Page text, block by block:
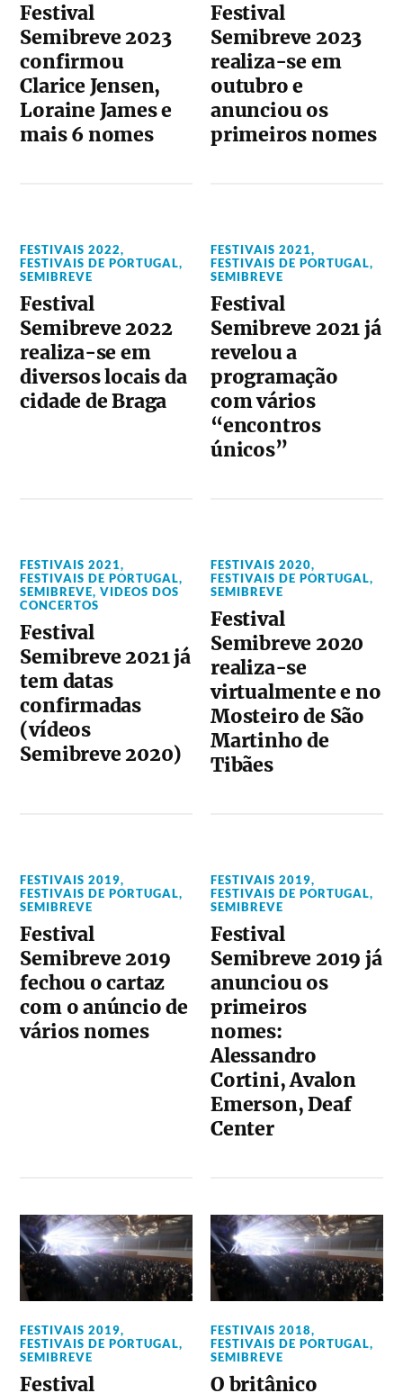
Festival
Semibreve 2023
confirmou
Clarice Jensen,
Loraine James e
mais 6 nomes
Festival
Semibreve 2023
realiza-se em
outubro e
anunciou os
primeiros nomes
FESTIVAIS 2022,
FESTIVAIS DE PORTUGAL,
SEMIBREVE
Festival
Semibreve 2022
realiza-se em
diversos locais da
cidade de Braga
FESTIVAIS 2021,
FESTIVAIS DE PORTUGAL,
SEMIBREVE
Festival
Semibreve 2021 já
revelou a
programação
com vários
“encontros
únicos”
FESTIVAIS 2021,
FESTIVAIS DE PORTUGAL,
SEMIBREVE,VIDEOS DOS
CONCERTOS
Festival
Semibreve 2021 já
tem datas
confirmadas
(vídeos
Semibreve 2020)
FESTIVAIS 2020,
FESTIVAIS DE PORTUGAL,
SEMIBREVE
Festival
Semibreve 2020
realiza-se
virtualmente e no
Mosteiro de São
Martinho de
Tibães
FESTIVAIS 2019,
FESTIVAIS DE PORTUGAL,
SEMIBREVE
Festival
Semibreve 2019
fechou o cartaz
com o anúncio de
vários nomes
FESTIVAIS 2019,
FESTIVAIS DE PORTUGAL,
SEMIBREVE
Festival
Semibreve 2019 já
anunciou os
primeiros
nomes:
Alessandro
Cortini, Avalon
Emerson, Deaf
Center
FESTIVAIS 2019,
FESTIVAIS DE PORTUGAL,
SEMIBREVE
Festival
FESTIVAIS 2018,
FESTIVAIS DE PORTUGAL,
SEMIBREVE
O britânico